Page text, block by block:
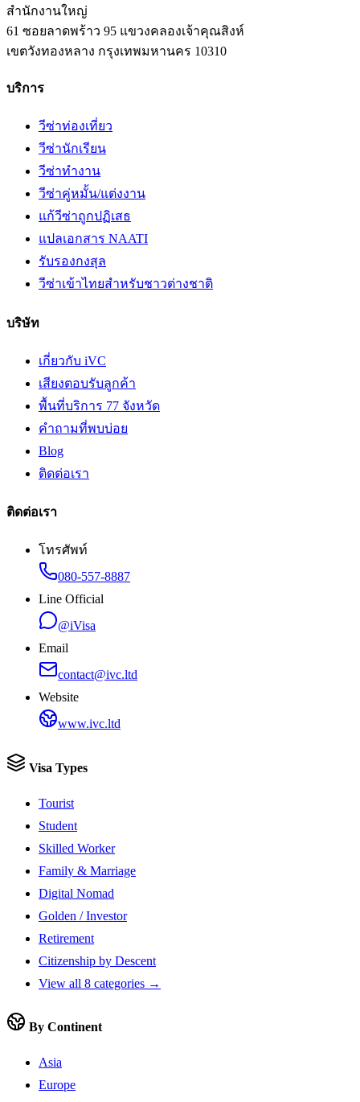
สำนักงานใหญ่
61 ซอยลาดพร้าว 95 แขวงคลองเจ้าคุณสิงห์
เขตวังทองหลาง กรุงเทพมหานคร 10310
บริการ
วีซ่าท่องเที่ยว
วีซ่านักเรียน
วีซ่าทำงาน
วีซ่าคู่หมั้น/แต่งงาน
แก้วีซ่าถูกปฏิเสธ
แปลเอกสาร NAATI
รับรองกงสุล
วีซ่าเข้าไทยสำหรับชาวต่างชาติ
บริษัท
เกี่ยวกับ iVC
เสียงตอบรับลูกค้า
พื้นที่บริการ 77 จังหวัด
คำถามที่พบบ่อย
Blog
ติดต่อเรา
ติดต่อเรา
โทรศัพท์
080-557-8887
Line Official
@iVisa
Email
contact@ivc.ltd
Website
www.ivc.ltd
Visa Types
Tourist
Student
Skilled Worker
Family & Marriage
Digital Nomad
Golden / Investor
Retirement
Citizenship by Descent
View all 8 categories →
By Continent
Asia
Europe